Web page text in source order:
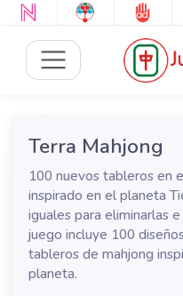
Terra Mahjong
100 nuevos tableros en
inspirado en el planeta
iguales para eliminarlas
juego incluye 100
tableros de mahjong
planeta.